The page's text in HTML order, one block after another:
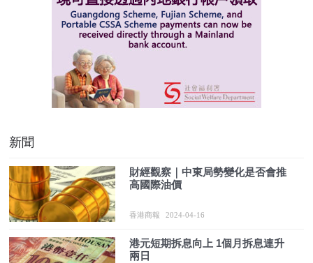
新聞
財經觀察｜中東局勢變化是否會推
高國際油價
香港商報 2024-04-16
港元短期拆息向上 1個月拆息連升
兩日